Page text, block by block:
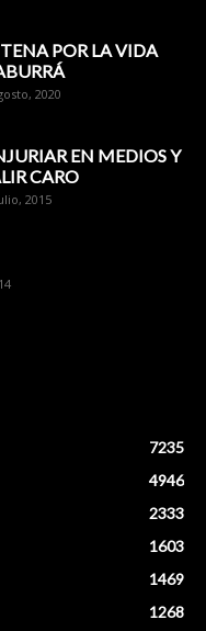
POR LA VIDA
2020
EN MEDIOS Y
CARO
2015
7235
4946
2333
1603
1469
1268